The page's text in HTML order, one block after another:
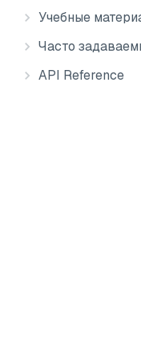
Учебные
Часто
API Reference